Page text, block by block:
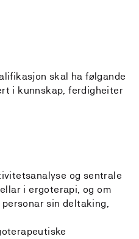
skal ha følgande
i kunnskap, ferdigheiter
og sentrale
i ergoterapi, og om
sin deltaking,